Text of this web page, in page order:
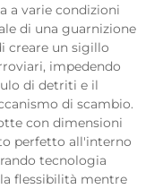
a varie condizioni
di una guarnizione
creare un sigillo
impedendo
di detriti e il
di scambio.
con dimensioni
perfetto all'interno
tecnologia
flessibilità mentre